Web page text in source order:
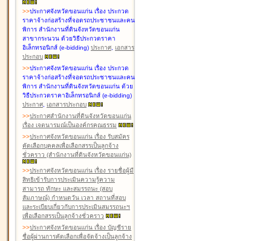
>>ประกาศจังหวัดขอนแก่น เรื่อง ประกวด
ราคาจ้างก่อสร้างที่จอดรถประชาชนและคน
พิการ สำนักงานที่ดินจังหวัดขอนแก่น
สาขากระนวน ด้วยวิธีประกวดราคา
อิเล็กทรอนิกส์ (e-bidding) ประกาศ, เอกสาร
ประกอบ
>>ประกาศจังหวัดขอนแก่น เรื่อง ประกวด
ราคาจ้างก่อสร้างที่จอดรถประชาชนและคน
พิการ สำนักงานที่ดินจังหวัดขอนแก่น ด้วย
วิธีประกวดราคาอิเล็กทรอนิกส์ (e-bidding)
ประกาศ, เอกสารประกอบ
>>ประกาศสำนักงานที่ดินจังหวัดขอนแก่น
เรื่อง เจตนารมณ์เป็นองค์กรคุณธรรม
>>ประกาศจังหวัดขอนแก่น เรื่อง รับสมัคร
คัดเลือกบุคคลเพื่อเลือกสรรเป็นลูกจ้าง
ชั่วคราว (สำนักงานที่ดินจังหวัดขอนแก่น)
>>ประกาศจังหวัดขอนแก่น เรื่อง รายชื่อผู้มี
สิทธิเข้ารับการประเมินความรู้ความ
สามารถ ทักษะ และสมรรถนะ (สอบ
สัมภาษณ์) กำหนดวัน เวลา สถานที่สอบ
และระเบียบเกี่ยวกับการประเมินสมรรถนะฯ
เพื่อเลือกสรรเป็นลูกจ้างชั่วคราว
>>ประกาศจังหวัดขอนแก่น เรื่อง บัญชีราย
ชื่อผู้ผ่านการคัดเลือกเพื่อจัดจ้างเป็นลูกจ้าง